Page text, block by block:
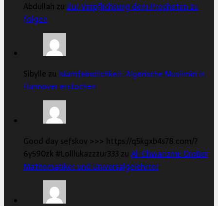
Abdullah zu Zur Verpflichtung dem Propheten zu
folgen
Sibylle zu Islamfeindlichkeit: Algerische Muslimin in
Hannover erstochen
Good day sefskov >>> https://q5kgxb4s78.com/?
6y590zk #Lolllukazzzur333 zuAl-Chwarizmi: Großer
Mathematiker und Universalgelehrter